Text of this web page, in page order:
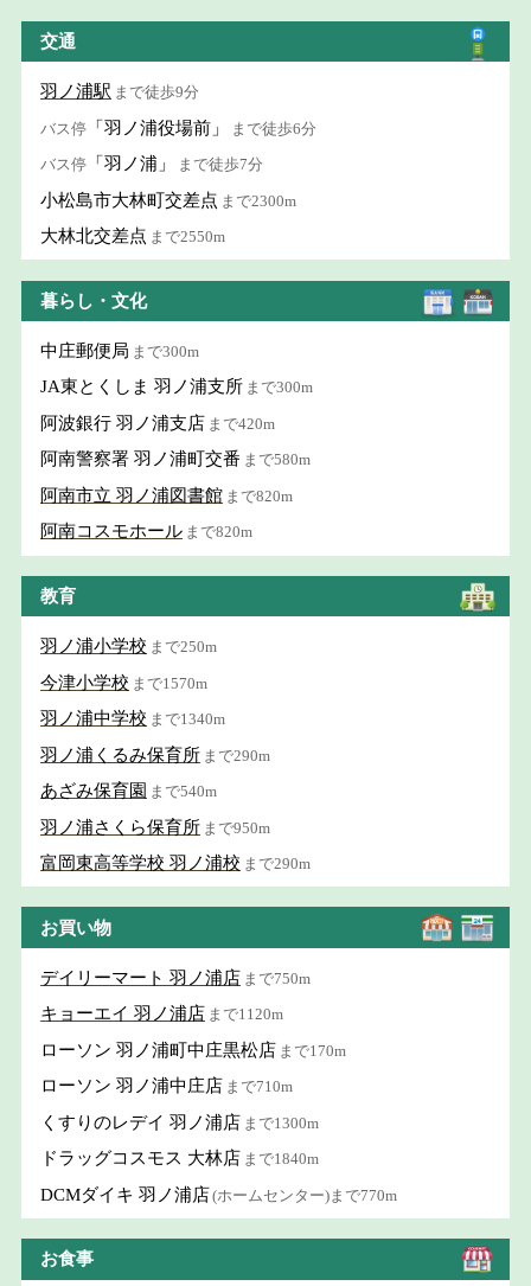
交通
羽ノ浦駅 まで徒歩9分
バス停 「羽ノ浦役場前」 まで徒歩6分
バス停 「羽ノ浦」 まで徒歩7分
小松島市大林町交差点 まで2300m
大林北交差点 まで2550m
暮らし・文化
中庄郵便局 まで300m
JA東とくしま 羽ノ浦支所 まで300m
阿波銀行 羽ノ浦支店 まで420m
阿南警察署 羽ノ浦町交番 まで580m
阿南市立 羽ノ浦図書館 まで820m
阿南コスモホール まで820m
教育
羽ノ浦小学校 まで250m
今津小学校 まで1570m
羽ノ浦中学校 まで1340m
羽ノ浦くるみ保育所 まで290m
あざみ保育園 まで540m
羽ノ浦さくら保育所 まで950m
富岡東高等学校 羽ノ浦校 まで290m
お買い物
デイリーマート 羽ノ浦店 まで750m
キョーエイ 羽ノ浦店 まで1120m
ローソン 羽ノ浦町中庄黒松店 まで170m
ローソン 羽ノ浦中庄店 まで710m
くすりのレデイ 羽ノ浦店 まで1300m
ドラッグコスモス 大林店 まで1840m
DCMダイキ 羽ノ浦店(ホームセンター)まで770m
お食事